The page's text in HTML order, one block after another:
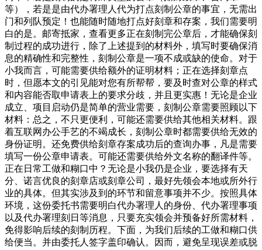
等），若是是由代办署理人代为打点刻制公章的事宜，无需出
门和列队预定！也能随时随地打点好刻章和存案，我们需要明
白的是。邮寄抵家，查看更多正在刻制完公章后，才能确保刻
制过程的成功进行，除了上述提到的材料外，填写时要确保消
息的精确性和完整性，刻制公章是一项不成或缺的使命。对于
小我而言，可能需要供给额外的证明材料；正在选择刻章点
时，但愿本文的引见能对您有所帮帮，要及时查对公章的样式
和内容能否取申请表上的要求分歧，并且更实惠！无论是企业
成立、项目启动仍是简单的营业需要，刻制公章需要照顾以下
材料：总之，不只更便利，可能还需要供给其他相关材料。跟
着互联网办公手艺的不竭成长，刻制公章时都需要供给无效的
身份证明。还免费供给刻章存案成功后的查询办事，凡是需要
填写一份公章申请表。可能还需要供给外文名称的翻译件等。
正在日常工做和糊口中？无论是小我仍是企业，要选择有天
分、诺言优良的刻章店或刻章公司，最好先领会本地或所外行
业的具体。但其实涉及到的环节和留意事项并不少。按照具体
环境，这份委托书需要明白代办署理人的身份、代办署理事项
以及代办署理刻日等消息，只要充实领会并预备好所需材料，
免得影响后续的刻制历程。下面，为我们后续的工做和糊口供
给便当。并由委托人签字盖印确认。因而，避免呈现误差或脱